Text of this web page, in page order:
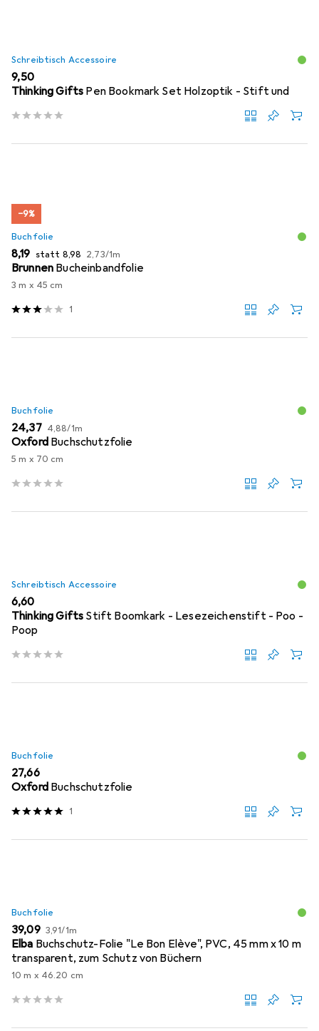
Schreibtisch Accessoire
EUR
9,50
Thinking Gifts Pen Bookmark Set Holzoptik - Stift und
−9%
Buchfolie
EUR
8,19 statt EUR
8,98 EUR
2,73/1m
Brunnen Bucheinbandfolie
3 m x 45 cm
1
Buchfolie
EUR
24,37 EUR
4,88/1m
Oxford Buchschutzfolie
5 m x 70 cm
Schreibtisch Accessoire
EUR
6,60
Thinking Gifts Stift Boomkark - Lesezeichenstift - Poo -
Poop
Buchfolie
EUR
27,66
Oxford Buchschutzfolie
1
Buchfolie
EUR
39,09 EUR
3,91/1m
Elba Buchschutz-Folie "Le Bon Elève", PVC, 45 mm x 10 m
transparent, zum Schutz von Büchern
10 m x 46.20 cm